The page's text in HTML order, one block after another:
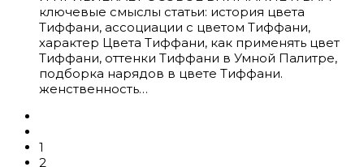
ключевые смыслы статьи: история цвета
Тиффани, ассоциации с цветом Тиффани,
характер Цвета Тиффани, как применять цвет
Тиффани, оттенки Тиффани в Умной Палитре,
подборка нарядов в цвете Тиффани.
женственность…
1
2